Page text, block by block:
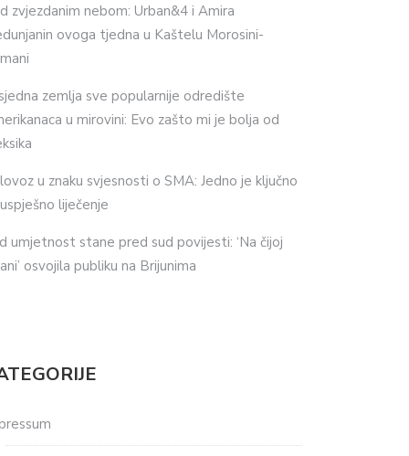
zvjezdanim nebom: Urban&4 i Amira
ovoga tjedna u Kaštelu Morosini-
zemlja sve popularnije odredište
u mirovini: Evo zašto mi je bolja od
u znaku svjesnosti o SMA: Jedno je ključno
liječenje
umjetnost stane pred sud povijesti: ‘Na čijoj
osvojila publiku na Brijunima